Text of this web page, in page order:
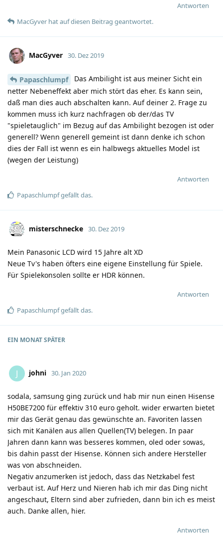
Antworten
MacGyver hatauf diesen Beitrag geantwortet.
MacGyver 30. Dez 2019
Papaschlumpf
Das Ambilight ist aus meiner Sicht ein
netter Nebeneffekt aber mich stört das eher. Es kann sein,
daß man dies auch abschalten kann. Auf deiner 2. Frage zu
kommen muss ich kurz nachfragen ob der/das TV
"spieletauglich" im Bezug auf das Ambilight bezogen ist oder
generell? Wenn generell gemeint ist dann denke ich schon
dies der Fall ist wenn es ein halbwegs aktuelles Model ist
(wegen der Leistung)
Antworten
Papaschlumpfgefällt das.
misterschnecke 30. Dez 2019
Mein Panasonic LCD wird 15 Jahre alt XD
Neue Tv's haben öfters eine eigene Einstellung für Spiele.
Für Spielekonsolen sollte er HDR können.
Antworten
Papaschlumpfgefällt das.
EIN MONATSPÄTER
J johni 30. Jan 2020
sodala, samsung ging zurück und hab mir nun einen Hisense
H50BE7200 für effektiv 310 euro geholt. wider erwarten bietet
mir das Gerät genau das gewünschte an. Favoriten lassen
sich mit Kanälen aus allen Quellen(TV) belegen. In paar
Jahren dann kann was besseres kommen, oled oder sowas,
bis dahin passt der Hisense. Können sich andere Hersteller
was von abschneiden.
Negativ anzumerken ist jedoch, dass das Netzkabel fest
verbaut ist. Auf Herz und Nieren hab ich mir das Ding nicht
angeschaut, Eltern sind aber zufrieden, dann bin ich es meist
auch. Danke allen, hier.
Antworten